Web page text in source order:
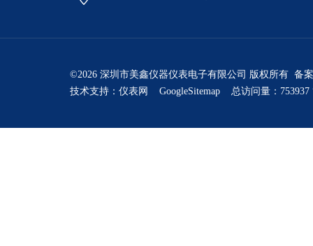
©2026 深圳市美鑫仪器仪表电子有限公司 版权所有 备
技术支持： 仪表网 GoogleSitemap 总访问量：753937